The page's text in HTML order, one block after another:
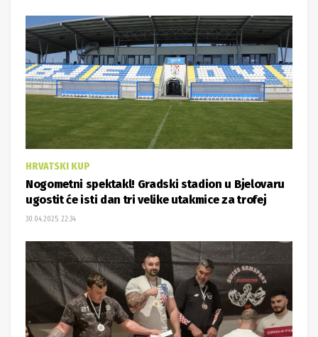
HRVATSKI KUP
Nogometni spektakl! Gradski stadion u Bjelovaru
ugostit će isti dan tri velike utakmice za trofej
30.04.2025. 22:34